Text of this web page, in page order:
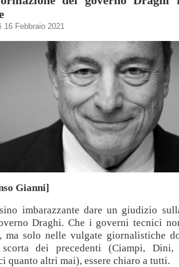
16 Febbraio 2021
Gianni]
imbarazzante dare un giudizio
Draghi. Che i governi tecnici
ma solo nelle vulgate giornalistiche
dei precedenti (Ciampi,
quanto altri mai), essere chiaro a tutti.